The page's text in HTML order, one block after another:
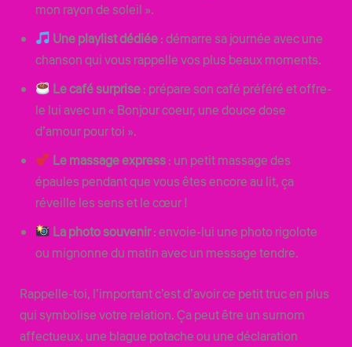
mon rayon de soleil ».
Une playlist dédiée: démarre sa journée avec une
chanson qui vous rappelle vos plus beaux moments.
Le café surprise: prépare son café préféré et offre-
le lui avec un « Bonjour coeur, une douce dose
d’amour pour toi ».
Le massage express: un petit massage des
épaules pendant que vous êtes encore au lit, ça
réveille les sens et le cœur !
La photo souvenir: envoie-lui une photo rigolote
ou mignonne du matin avec un message tendre.
Rappelle-toi, l’important c’est d’avoir ce petit truc en plus
qui symbolise votre relation. Ça peut être un surnom
affectueux, une blague potache ou une déclaration